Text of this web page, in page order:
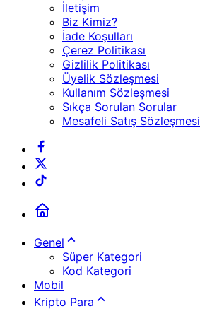
İletişim
Biz Kimiz?
İade Koşulları
Çerez Politikası
Gizlilik Politikası
Üyelik Sözleşmesi
Kullanım Sözleşmesi
Sıkça Sorulan Sorular
Mesafeli Satış Sözleşmesi
Genel
Süper Kategori
Kod Kategori
Mobil
Kripto Para